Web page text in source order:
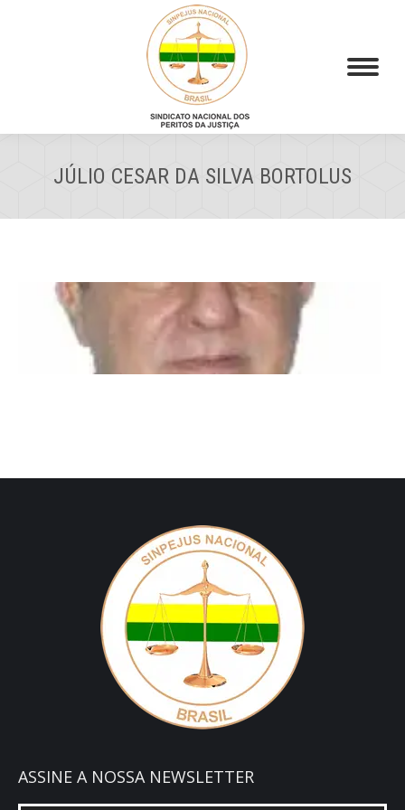
JÚLIO CESAR DA SILVA BORTOLUS
ASSINE A NOSSA NEWSLETTER